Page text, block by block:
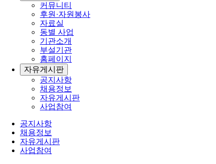
커뮤니티
후원·자원봉사
자료실
동별 사업
기관소개
부설기관
홈페이지
자유게시판
공지사항
채용정보
자유게시판
사업참여
공지사항
채용정보
자유게시판
사업참여